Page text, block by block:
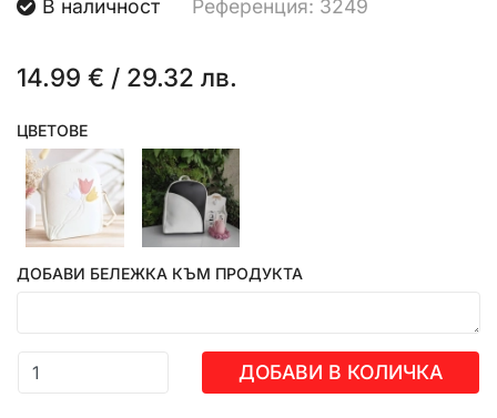
В наличност Референция: 3249
14.99 € / 29.32 лв.
ЦВЕТОВЕ
ДОБАВИ БЕЛЕЖКА КЪМ ПРОДУКТА
ДОБАВИ В КОЛИЧКА